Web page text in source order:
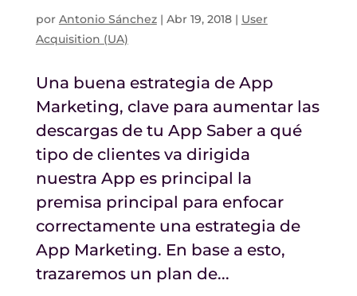
por Antonio Sánchez| Abr 19, 2018| User
Acquisition (UA)
Una buena estrategia de App
Marketing, clave para aumentar las
descargas de tu App Saber a qué
tipo de clientes va dirigida
nuestra App es principal la
premisa principal para enfocar
correctamente una estrategia de
App Marketing. En base a esto,
trazaremos un plan de...